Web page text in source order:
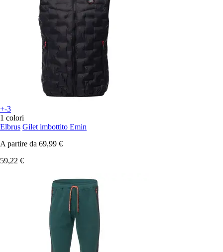
+-3
1 colori
Elbrus Gilet imbottito Emin
A partire da 69,99 €
59,22 €